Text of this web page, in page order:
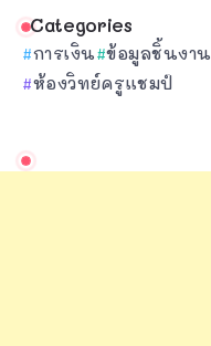
Categories
การเงิน ข้อมูลชิ้นงาน
ห้องวิทย์ครูแชมป์